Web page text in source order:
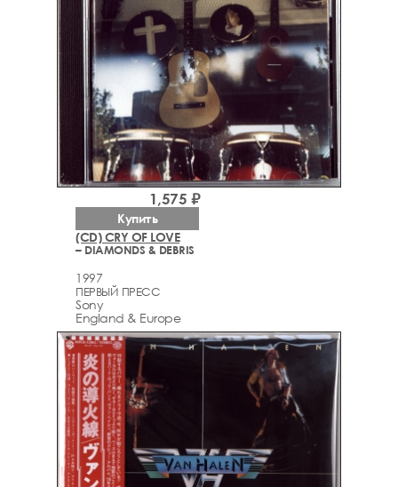
(CD) CRY OF LOVE
– DIAMONDS & DEBRIS
1997
ПЕРВЫЙ ПРЕСС
Sony
England & Europe
1,575 ₽
Купить